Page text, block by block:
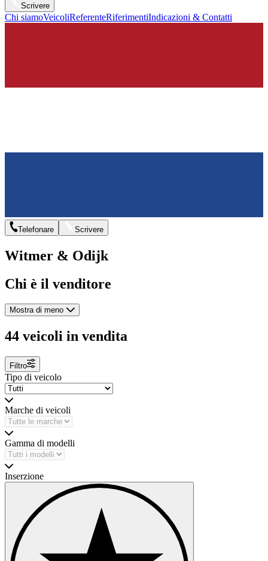
Scrivere
Chi siamoVeicoliReferenteRiferimentiIndicazioni & Contatti
Telefonare Scrivere
Witmer & Odijk
Chi è il venditore
Mostra di meno
44 veicoli in vendita
Filtro
Tipo di veicolo
Marche di veicoli
Gamma di modelli
Inserzione